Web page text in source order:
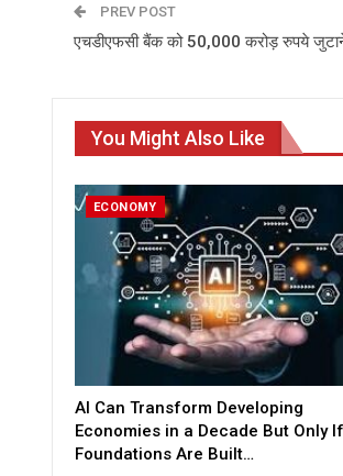
PREV POST
एचडीएफसी बैंक को 50,000 करोड़ रुपये
You Might Also Like
ECONOMY
AI Can Transform Developing
Economies in a Decade But Only If
Foundations Are Built…